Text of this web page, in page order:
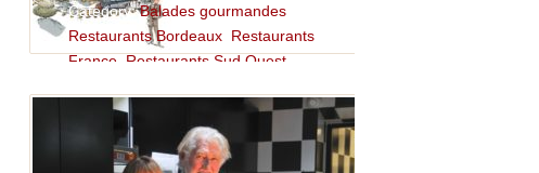
Category:Balades gourmandes,
Restaurants Bordeaux, Restaurants
France,Restaurants Sud Ouest
Read More